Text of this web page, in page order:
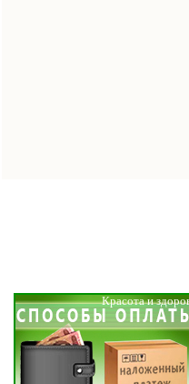
Красота и